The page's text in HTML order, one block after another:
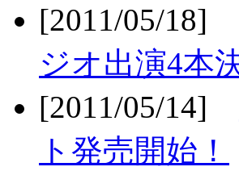
[2011/05/18]
ジオ出演4本
[2011/05/14]
ト発売開始！